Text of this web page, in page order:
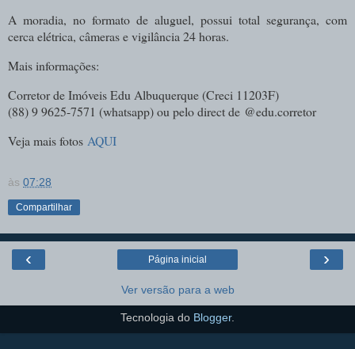
A moradia, no formato de aluguel, possui total segurança, com
cerca elétrica, câmeras e vigilância 24 horas.
Mais informações:
Corretor de Imóveis Edu Albuquerque (Creci 11203F)
(88) 9 9625-7571 (whatsapp) ou pelo direct de @edu.corretor
Veja mais fotos AQUI
às 07:28
Compartilhar
‹ ›
Página inicial
Ver versão para a web
Tecnologia do Blogger.